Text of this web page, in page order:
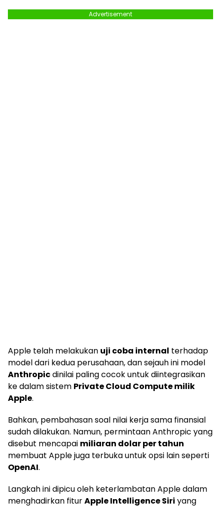
Advertisement
Apple telah melakukan uji coba internal terhadap
model dari kedua perusahaan, dan sejauh ini model
Anthropicdinilai paling cocok untuk diintegrasikan
ke dalam sistem Private Cloud Compute milik
Apple.
Bahkan, pembahasan soal nilai kerja sama finansial
sudah dilakukan. Namun, permintaan Anthropic yang
disebut mencapai miliaran dolar per tahun
membuat Apple juga terbuka untuk opsi lain seperti
OpenAI.
Langkah ini dipicu oleh keterlambatan Apple dalam
menghadirkan fiturApple Intelligence Siri yang